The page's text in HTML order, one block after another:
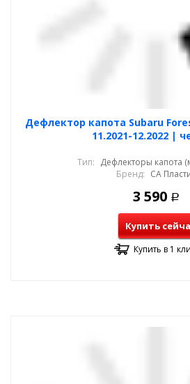
Дефлектор капота Subaru
11.2021-12.2022 |
Тип: Дефлекторы капота
Бренд: СА
3 590 Р
Купить
Купить в 1